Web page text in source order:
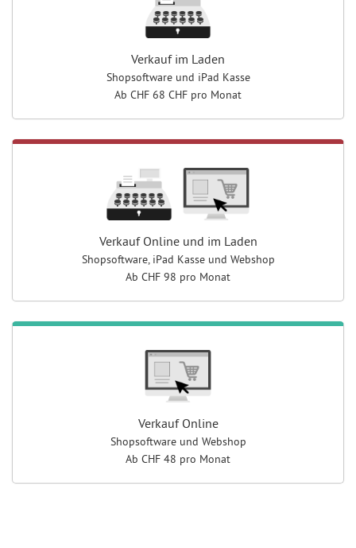
Verkauf im Laden
Shopsoftware und iPad Kasse
Ab CHF 68 CHF pro Monat
Verkauf Online und im Laden
Shopsoftware, iPad Kasse und Webshop
Ab CHF 98 pro Monat
Verkauf Online
Shopsoftware und Webshop
Ab CHF 48 pro Monat